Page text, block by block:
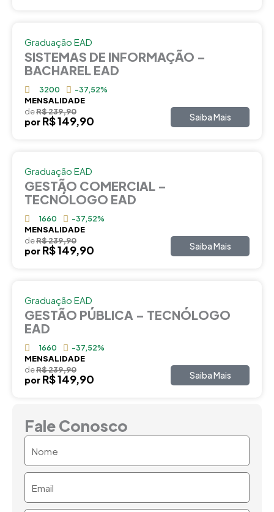
Graduação EAD
SISTEMAS DE INFORMAÇÃO –
BACHAREL EAD
3200 -37,52%
MENSALIDADE
deR$ 239,90
por R$ 149,90 Saiba Mais
Graduação EAD
GESTÃO COMERCIAL –
TECNÓLOGO EAD
1660 -37,52%
MENSALIDADE
deR$ 239,90
por R$ 149,90 Saiba Mais
Graduação EAD
GESTÃO PÚBLICA – TECNÓLOGO
EAD
1660 -37,52%
MENSALIDADE
deR$ 239,90
por R$ 149,90 Saiba Mais
Fale Conosco